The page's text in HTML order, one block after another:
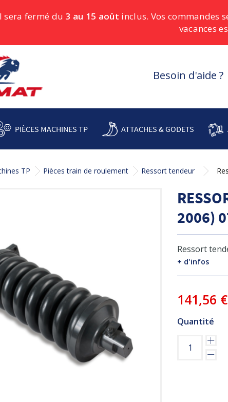
sera fermé du 3 au 15 août inclus. Vos commandes
vacances
Besoin d'aide ?
PIÈCES MACHINES TP ATTACHES & GODETS
TP Pièces train de roulement Ressort tendeur
2006)
Ressort
+ d'infos
141,56 €
Quantité